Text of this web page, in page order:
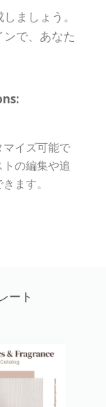
ましょう。
で、あなた
イズ可能で
の編集や追
ます。
ート